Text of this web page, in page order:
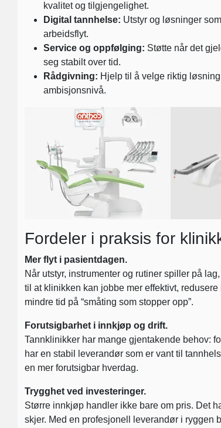
kvalitet og tilgjengelighet.
Digital tannhelse: Utstyr og løsninger
arbeidsflyt.
Service og oppfølging: Støtte når det
seg stabilt over tid.
Rådgivning: Hjelp til å velge riktig
ambisjonsnivå.
Fordeler i praksis for
Mer flyt i pasientdagen.
Når utstyr, instrumenter og rutiner spiller på
til at klinikken kan jobbe mer effektivt,
mindre tid på “småting som stopper opp”.
Forutsigbarhet i innkjøp og drift.
Tannklinikker har mange gjentakende behov:
har en stabil leverandør som er vant til
en mer forutsigbar hverdag.
Trygghet ved investeringer.
Større innkjøp handler ikke bare om pris. Det
skjer. Med en profesjonell leverandør i ryggen